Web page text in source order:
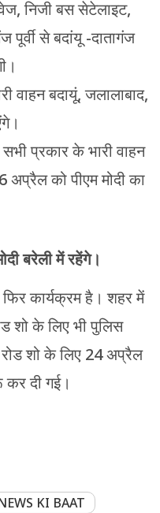
निजी बस सेटेलाइट,
पूर्वी से बदांयू -दातागंज
वाहन बदायूं, जलालाबाद,
प्रकार के भारी वाहन
को पीएम मोदी का
बरेली में रहेंगे।
कार्यक्रम है। शहर में
शो के लिए भी पुलिस
शो के लिए 24 अप्रैल
कर दी गई।
KI BAAT